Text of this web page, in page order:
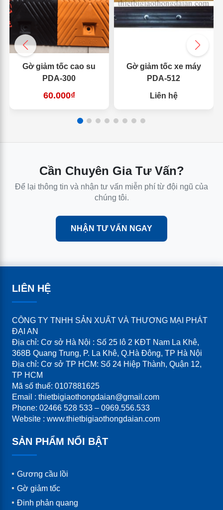
Gờ giảm tốc cao su
PDA-300
60.000₫
Gờ giảm tốc xe máy
PDA-512
Liên hệ
Cần Chuyên Gia Tư Vấn?
Để lại thông tin và nhận tư vấn miễn phí từ đội ngũ của
chúng tôi.
NHẬN TƯ VẤN NGAY
LIÊN HỆ
CÔNG TY TNHH SẢN XUẤT VÀ THƯƠNG MẠI PHÁT
ĐẠI AN
Địa chỉ: Cơ sở Hà Nội : Số 25 lô 2 KĐT Nam La Khê,
368B Quang Trung, P. La Khê, Q.Hà Đông, TP Hà Nội
Địa chỉ: Cơ sở TP HCM: Số 24 Hiệp Thành, Quận 12,
TP HCM
Mã số thuế: 0107881625
Email : thietbigiaothongdaian@gmail.com
Phone: 02466 528 533 – 0969.556.533
Website : www.thietbigiaothongdaian.com
SẢN PHẨM NỔI BẬT
Gương cầu lồi
Gờ giảm tốc
Đinh phản quang